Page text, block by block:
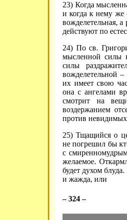
23) Когда
и когда к нему же
вожделетельная,
действуют по
24) По св.
мысленной силы
силы
вожделетельной
их имеет свою
она с ангелами
смотрит на
воздержанием
против невидимых
25) Тщащийся о
не погрешил бы
с
желаемое.
будет духом
и жажда, или
– 324 –